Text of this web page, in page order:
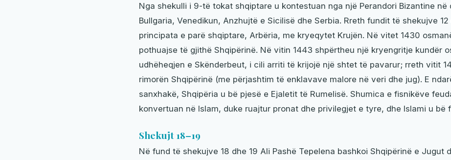
Nga shekulli i 9-të tokat shqiptare u kontestuan nga një Perandori Bizantine në
Bullgaria, Venedikun, Anzhujtë e Sicilisë dhe Serbia. Rreth fundit të shekujve
principata e parë shqiptare, Arbëria, me kryeqytet Krujën. Në vitet 1430
pothuajse të gjithë Shqipërinë. Në vitin 1443 shpërtheu një kryengritje kundër
udhëheqjen e Skënderbeut, i cili arriti të krijojë një shtet të pavarur; rreth vitit
rimorën Shqipërinë (me përjashtim të enklavave malore në veri dhe jug). E
sanxhakë, Shqipëria u bë pjesë e Ejaletit të Rumelisë. Shumica e fisnikëve
konvertuan në Islam, duke ruajtur pronat dhe privilegjet e tyre, dhe Islami u bë
Shekujt 18–19
Në fund të shekujve 18 dhe 19 Ali Pashë Tepelena bashkoi Shqipërinë e Jugut